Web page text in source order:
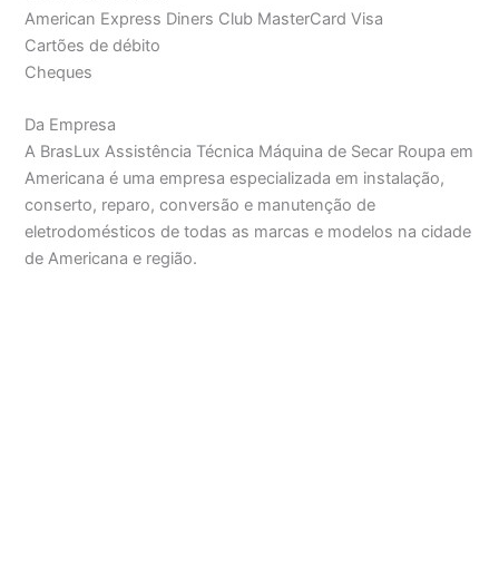
American Express Diners Club MasterCard Visa
Cartões de débito
Cheques
Da Empresa
A BrasLux Assistência Técnica Máquina de Secar Roupa em
Americana é uma empresa especializada em instalação,
conserto, reparo, conversão e manutenção de
eletrodomésticos de todas as marcas e modelos na cidade
de Americana e região.